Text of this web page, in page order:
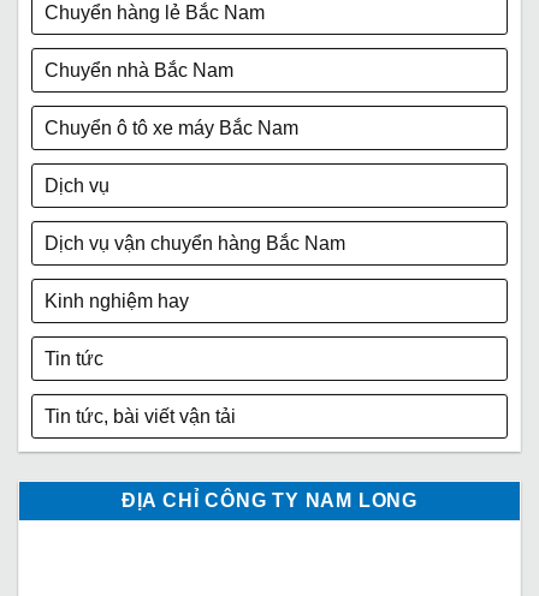
Chuyển hàng lẻ Bắc Nam
Chuyển nhà Bắc Nam
Chuyển ô tô xe máy Bắc Nam
Dịch vụ
Dịch vụ vận chuyển hàng Bắc Nam
Kinh nghiệm hay
Tin tức
Tin tức, bài viết vận tải
ĐỊA CHỈ CÔNG TY NAM LONG